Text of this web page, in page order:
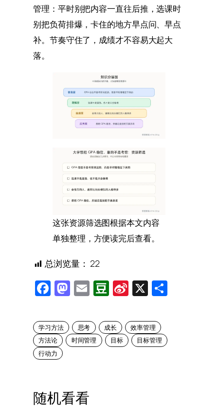
管理：平时别把内容一直往后推，选课时
别把负荷排爆，卡住的地方早点问、早点
补。节奏守住了，成绩才不容易大起大
落。
这张资源筛选图根据本文内容
单独整理，方便读完后查看。
总浏览量： 22
Facebook
Mastodon
EmailDouban
Sina
X
学习方法 思考 成长
效率管理
方法论
时间管理 目标
目标管理
行动力
随机看看